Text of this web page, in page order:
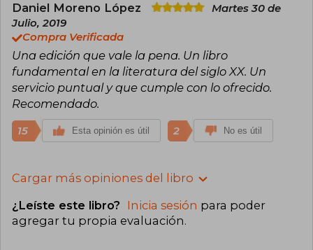
Daniel Moreno López
Martes 30 de
Julio, 2019
Compra Verificada
Una edición que vale la pena. Un libro
fundamental en la literatura del siglo XX. Un
servicio puntual y que cumple con lo ofrecido.
Recomendado.
15 Esta opinión es útil 2 No es útil
Cargar más opiniones del libro
¿Leíste este libro? Inicia sesión para poder
agregar tu propia evaluación.